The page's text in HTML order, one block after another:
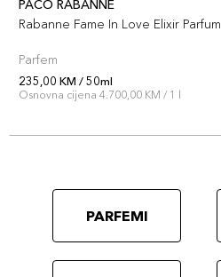
PACO RABANNE
Rabanne Fame In Love Elixir Parfum
Parfem
235,00 KM / 50ml
Osnovna cijena 4.700,00 KM / 1 l
PARFEMI